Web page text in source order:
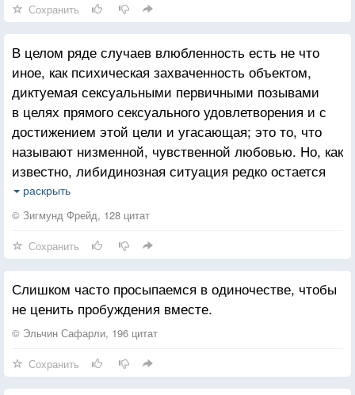
Как бы ни было вам больно - живите!
Наслаждайтесь простотой дикой мяты,
И в награду принимайте закаты.
Сколько б не было вам лет - не грустите.
Вас не любят? Ерунда... Вы любите!
смерти ты продолжаешь переходить от одного
образца сна к другому, но никогда на самом деле не
просыпаешься.
Не дурачь себя тем, что просыпаешься, просто
открыв глаза.
Пока не открылись внутренние глаза — пока ты не
стал полным света, пока не научился видеть самого
себя, видеть, кто ты такой, — не думай, что
бодрствуешь.
Это величайшая из иллюзий, в которых живет
человек.
Сохранить
В целом ряде случаев влюбленность есть не что
иное, как психическая захваченность объектом,
диктуемая сексуальными первичными позывами
в целях прямого сексуального удовлетворения и с
достижением этой цели и угасающая; это то, что
называют низменной, чувственной любовью. Но, как
известно, либидинозная ситуация редко остается
столь несложной. Уверенность в новом
пробуждении только что угасшей потребности
захваченность сексуальным объектом оказывалась
длительной и его «любили» и в те промежутки
времени, когда влечение отсутствовало.
раскрыть
© Зигмунд Фрейд, 128 цитат
Сохранить
Слишком часто просыпаемся в одиночестве, чтобы
не ценить пробуждения вместе.
© Эльчин Сафарли, 196 цитат
Сохранить